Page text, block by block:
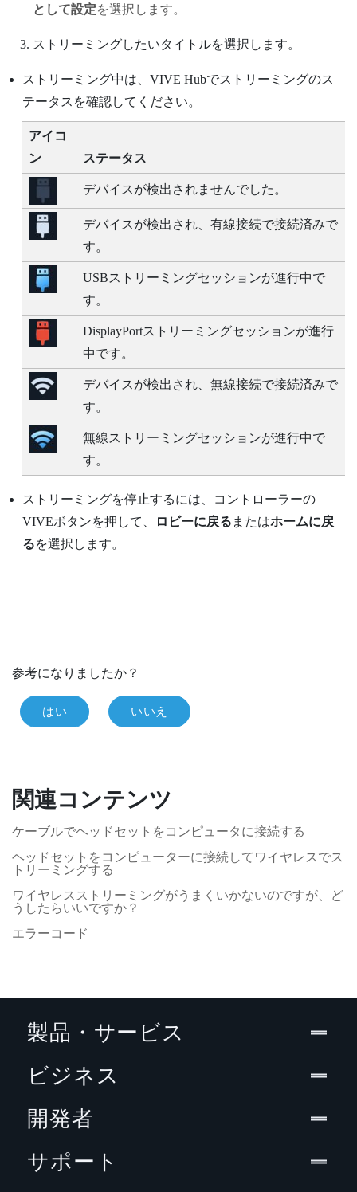
として設定を選択します。
ストリーミングしたいタイトルを選択します。
ストリーミング中は、 VIVE Hubでストリーミングのス
テータスを確認してください。
アイコ
ン
ステータス
デバイスが検出されませんでした。
デバイスが検出され、有線接続で接続済みで
す。
USBストリーミングセッションが進行中で
す。
DisplayPortストリーミングセッションが進行
中です。
デバイスが検出され、無線接続で接続済みで
す。
無線ストリーミングセッションが進行中で
す。
ストリーミングを停止するには、コントローラーの
VIVEボタンを押して、 ロビーに戻る またはホームに戻
るを選択します。
参考になりましたか？
はい いいえ
関連コンテンツ
ケーブルでヘッドセットをコンピュータに接続する
ヘッドセットをコンピューターに接続してワイヤレスでス
トリーミングする
ワイヤレスストリーミングがうまくいかないのですが、ど
うしたらいいですか？
エラーコード
製品・サービス
ビジネス
開発者
サポート